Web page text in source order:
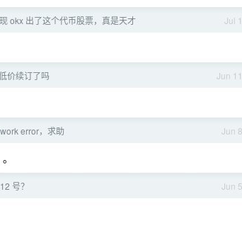
Jul 1
okx 出了这个代币股票，真是天才
Jun 11
价续订了吗
Jun 8
error，求助
Jun 5
号？